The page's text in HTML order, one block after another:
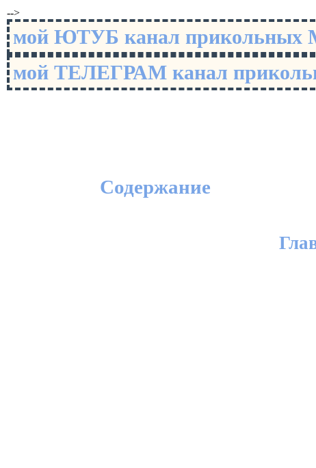
-->
мой ЮТУБ канал
мой ТЕЛЕГРАМ канал
Содержание